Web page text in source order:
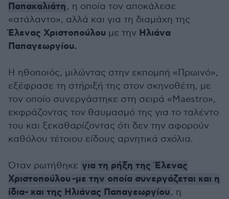
Παπακαλιάτη, η οποία τον αποκάλεσε
«ατάλαντο», αλλά και για τη διαμάχη της
Έλενας Χριστοπούλου με την Ηλιάνα
Παπαγεωργίου.
Η ηθοποιός, μιλώντας στην εκπομπή «Πρωινό»,
εξέφρασε τη στήριξή της στον σκηνοθέτη, με
τον οποίο συνεργάστηκε στη σειρά «Maestro»,
εκφράζοντας τον θαυμασμό της για το ταλέντο
του και ξεκαθαρίζοντας ότι δεν την αφορούν
καθόλου τέτοιου είδους αρνητικά σχόλια.
Όταν ρωτήθηκε για τη ρήξη της Έλενας
Χριστοπούλου -με την οποία συνεργάζεται και η
ίδια- και της Ηλιάνας Παπαγεωργίου, η